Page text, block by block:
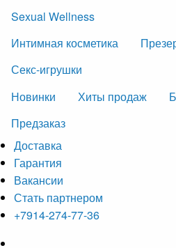
Sexual Wellness
Интимная косметика
Секс-игрушки
Новинки
Хиты продаж
Предзаказ
Доставка
Гарантия
Вакансии
Стать партнером
+7914-274-77-36